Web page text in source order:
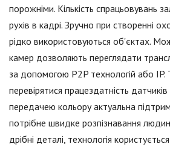
порожніми. Кількість спрацьовувань
рухів в кадрі. Зручно при створенні
рідко використовуються об'єктах.
камер дозволяють переглядати
за допомогою P2P технологій або
перевірятися працездатність
передачею кольору актуальна
потрібне швидке розпізнавання
дрібні деталі, технологія